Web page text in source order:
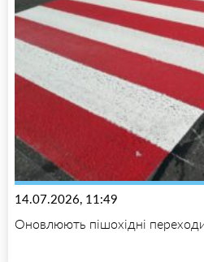
14.07.2026, 11:49
Оновлюють пішохідні